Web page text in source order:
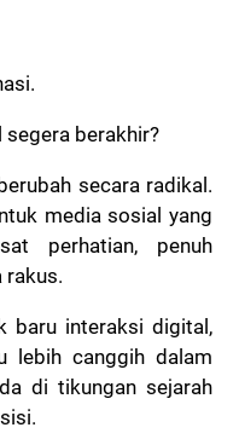
segera berakhir?
secara radikal.
media sosial yang
perhatian, penuh
rakus.
baru interaksi digital,
lebih canggih dalam
di tikungan sejarah